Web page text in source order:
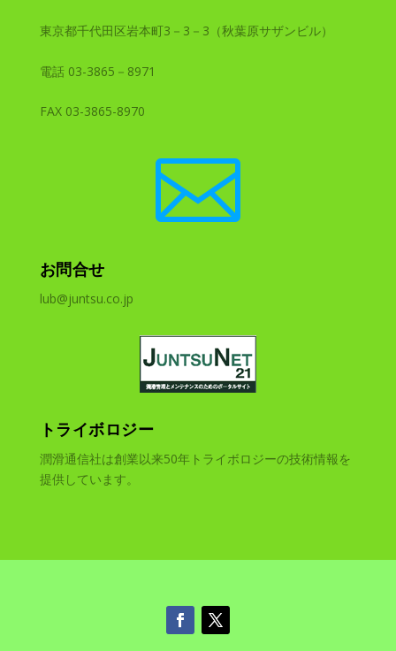
東京都千代田区岩本町3－3－3（秋葉原サザンビル）
電話 03-3865－8971
FAX 03-3865-8970

お問合せ
lub@juntsu.co.jp
トライボロジー
潤滑通信社は創業以来50年トライボロジーの技術情報を
提供しています。